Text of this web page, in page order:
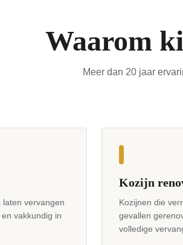
Waarom
Meer dan 20 jaar
vervangen
vakkundig in
Kozijn
Kozijnen die
gevallen
volledige